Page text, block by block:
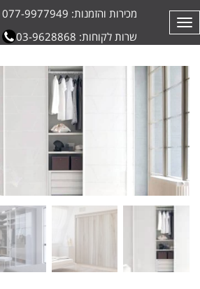
מכירות והזמנות: 077-9977949
שרות לקוחות: 03-9628868
תפריט